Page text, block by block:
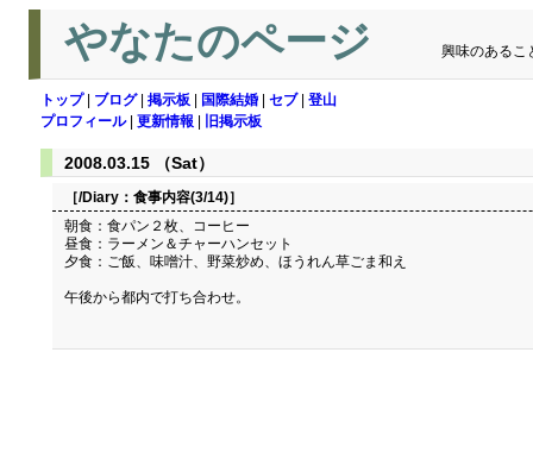
やなたのページ 興味のあるこ
トップ| ブログ| 掲示板 国際結婚 セブ| 登山
プロフィール| 更新情報 旧掲示板
2008.03.15 （Sat）
［/Diary： 食事内容(3/14)］
朝食：食パン２枚、コーヒー
昼食：ラーメン＆チャーハンセット
夕食：ご飯、味噌汁、野菜炒め、ほうれん草ごま和え
午後から都内で打ち合わせ。